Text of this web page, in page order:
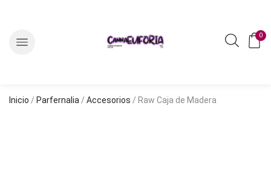
0
Inicio / Parfernalia / Accesorios / Raw Caja de Madera